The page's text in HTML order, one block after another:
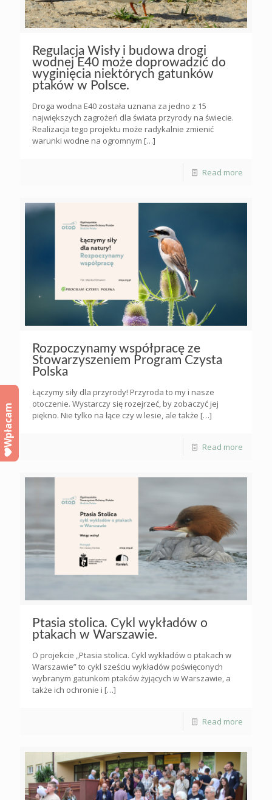
Regulacja Wisły i budowa drogi
wodnej E40 może doprowadzić do
wyginięcia niektórych gatunków
ptaków w Polsce.
Droga wodna E40 została uznana za jedno z 15
największych zagrożeń dla świata przyrody na świecie.
Realizacja tego projektu może radykalnie zmienić
warunki wodne na ogromnym […]
Read more
Rozpoczynamy współpracę ze
Stowarzyszeniem Program Czysta
Polska
Łączymy siły dla przyrody! Przyroda to my i nasze
otoczenie. Wystarczy się rozejrzeć, by zobaczyć jej
piękno. Nie tylko na łące czy w lesie, ale także […]
Read more
Ptasia stolica. Cykl wykładów o
ptakach w Warszawie.
O projekcie „Ptasia stolica. Cykl wykładów o ptakach w
Warszawie” to cykl sześciu wykładów poświęconych
wybranym gatunkom ptaków żyjących w Warszawie, a
także ich ochronie i […]
Read more
Wpłacam